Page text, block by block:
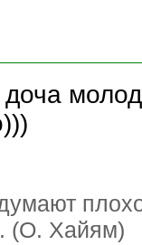
доча
(О. Хайям)